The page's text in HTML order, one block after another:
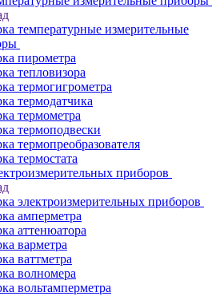
температурные измерительные
пирометра
тепловизора
термогигрометра
термодатчика
термометра
термоподвески
термопреобразователя
термостата
приборов
электроизмерительных приборов
амперметра
аттенюатора
варметра
ваттметра
волномера
вольтамперметра